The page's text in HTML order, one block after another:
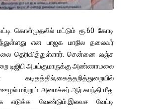
கொள்முதலில் மட்டும் ரூ.60 கோடி
என பாஜக மாநில தலைவர்
தெரிவித்துள்ளார். சென்னை லஞ்ச
டிஜிபி அபய்குமாருக்கு அண்ணாமலை
கடிதத்தில்,கைத்தறித்துறையில்
மற்றும் அமைச்சர் ஆர்.காந்தி மீது
எடுக்க வேண்டும்.இலவச வேட்டி